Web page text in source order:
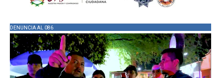
DENUNCIA AL 086